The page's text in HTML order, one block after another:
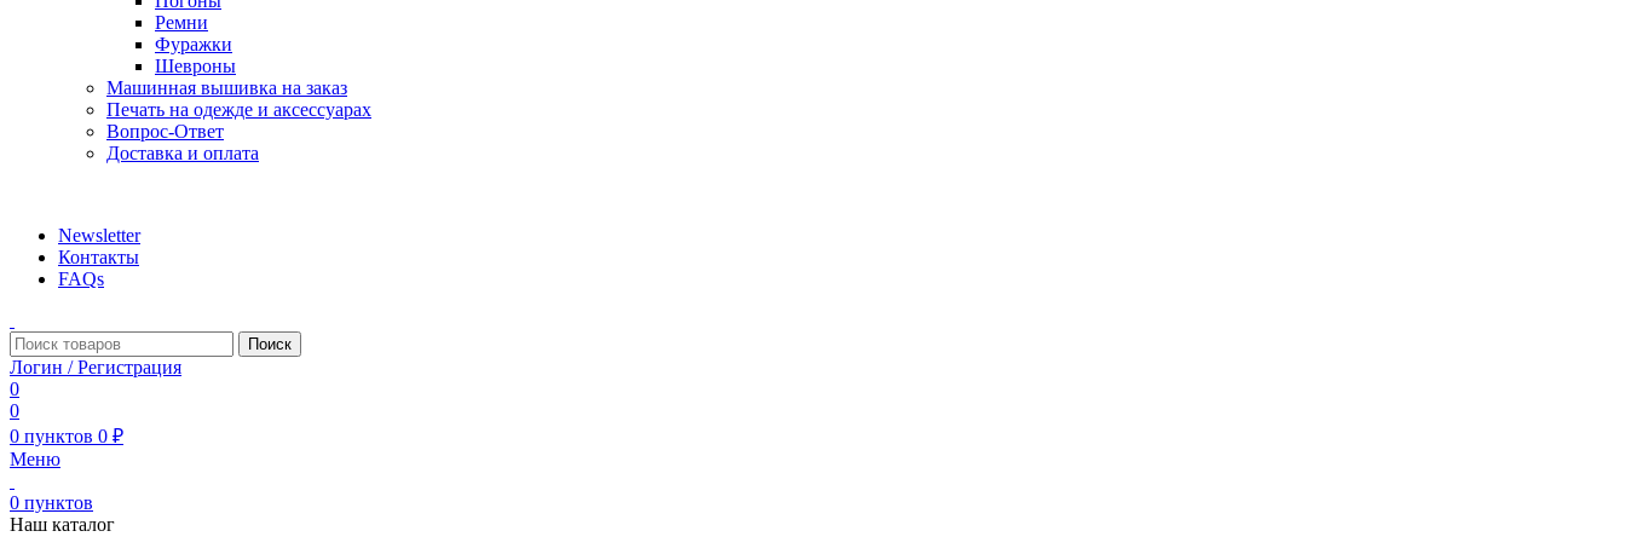
Ремни
Фуражки
Шевроны
Машинная вышивка на заказ
Печать на одежде и аксессуарах
Вопрос-Ответ
Доставка и оплата
Newsletter
Контакты
FAQs
Поиск
Логин / Регистрация
0
0
0 пунктов 0 ₽
Меню
0 пунктов
Наш каталог